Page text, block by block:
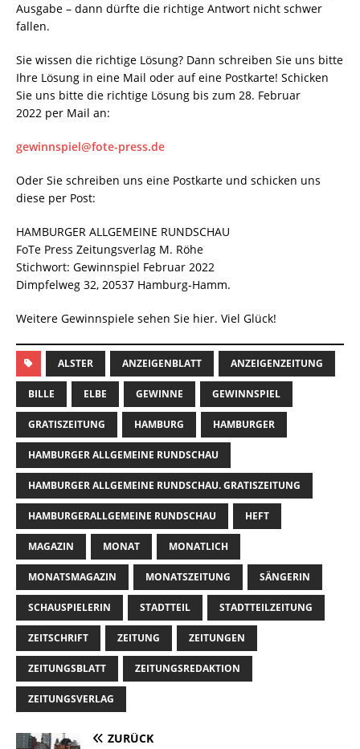
Ausgabe – dann dürfte die richtige Antwort nicht schwer
fallen.
Sie wissen die richtige Lösung? Dann schreiben Sie uns bitte
Ihre Lösung in eine Mail oder auf eine Postkarte! Schicken
Sie uns bitte die richtige Lösung bis zum 28. Februar
2022 per Mail an:
gewinnspiel@fote-press.de
Oder Sie schreiben uns eine Postkarte und schicken uns
diese per Post:
HAMBURGER ALLGEMEINE RUNDSCHAU
FoTe Press Zeitungsverlag M. Röhe
Stichwort: Gewinnspiel Februar 2022
Dimpfelweg 32, 20537 Hamburg-Hamm.
Weitere Gewinnspiele sehen Sie hier. Viel Glück!
ALSTER ANZEIGENBLATT ANZEIGENZEITUNG
BILLE ELBE GEWINNE GEWINNSPIEL
GRATISZEITUNG HAMBURG HAMBURGER
HAMBURGER ALLGEMEINE RUNDSCHAU
HAMBURGER ALLGEMEINE RUNDSCHAU. GRATISZEITUNG
HAMBURGERALLGEMEINE RUNDSCHAU HEFT
MAGAZIN MONAT MONATLICH
MONATSMAGAZIN MONATSZEITUNG SÄNGERIN
SCHAUSPIELERIN STADTTEIL STADTTEILZEITUNG
ZEITSCHRIFT ZEITUNG ZEITUNGEN
ZEITUNGSBLATT ZEITUNGSREDAKTION
ZEITUNGSVERLAG
ZURÜCK